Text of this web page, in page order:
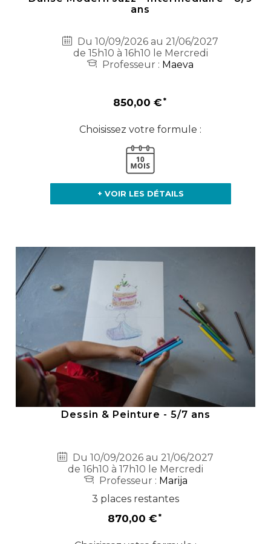
ans
Du 10/09/2026 au 21/06/2027
de 15h10 à 16h10 le Mercredi
Professeur : Maeva
850,00 €
Choisissez votre formule :
+ VOIR LES DÉTAILS
Dessin & Peinture - 5/7 ans
Du 10/09/2026 au 21/06/2027
de 16h10 à 17h10 le Mercredi
Professeur : Marija
3 places restantes
870,00 €